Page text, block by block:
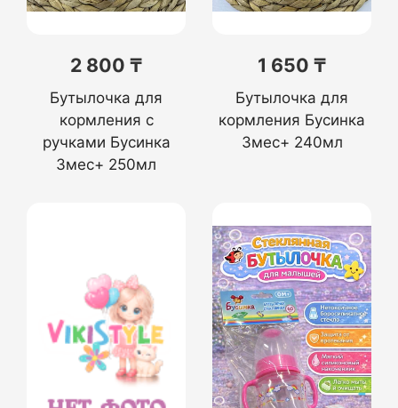
2 800 ₸
Бутылочка для
кормления с
ручками Бусинка
3мес+ 250мл
1 650 ₸
Бутылочка для
кормления Бусинка
3мес+ 240мл